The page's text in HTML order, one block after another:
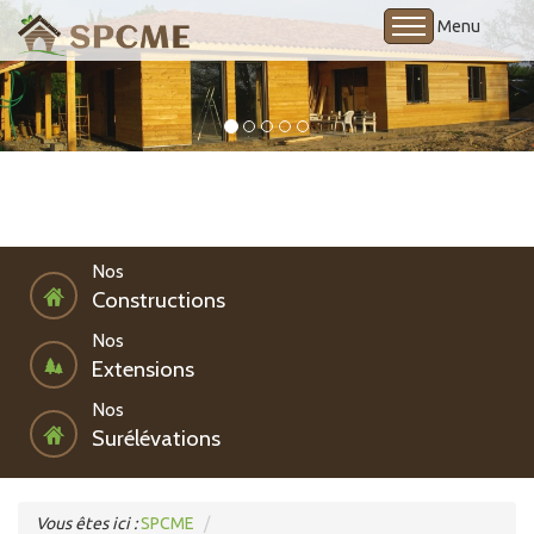
Menu
Accueil
Nos
Constructions
Nos
Extensions
Nos
Surélévations
Vous êtes ici :SPCME